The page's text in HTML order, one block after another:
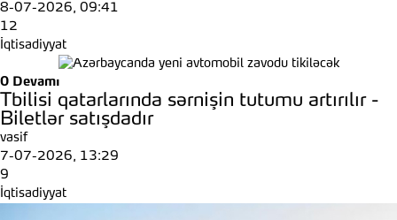
8-07-2026, 09:41
12
İqtisadiyyat
0 Devamı
Tbilisi qatarlarında sərnişin tutumu artırılır -
Biletlər satışdadır
vasif
7-07-2026, 13:29
9
İqtisadiyyat